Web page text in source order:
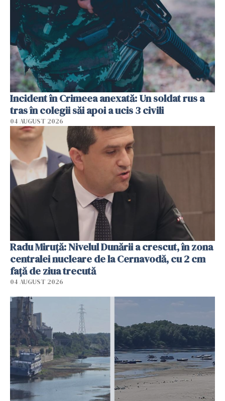
Incident în Crimeea anexată: Un soldat rus a
tras în colegii săi apoi a ucis 3 civili
04 AUGUST 2026
Radu Miruţă: Nivelul Dunării a crescut, în zona
centralei nucleare de la Cernavodă, cu 2 cm
faţă de ziua trecută
04 AUGUST 2026